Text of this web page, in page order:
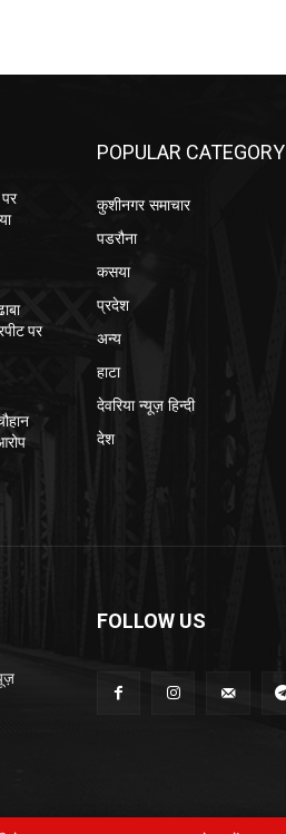
पर
POPULAR CATEGORY
कुशीनगर समाचार
पडरौना
कसया
प्रदेश
अन्य
हाटा
देवरिया न्यूज़ हिन्दी
देश
FOLLOW US